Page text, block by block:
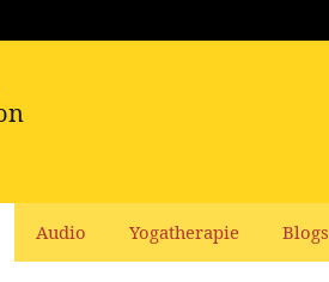
Audio Yogatherapie Blogs